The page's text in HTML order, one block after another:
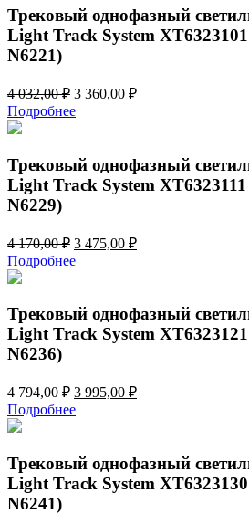
540,00 ₽.
Трековый однофазный
Light Track System
N6221)
4 032,00₽ Первоначальная
цена
составляла
032,00 ₽.
3 360,00 ₽Текущая
Подробнее
Трековый однофазный
Light Track System
N6229)
4 170,00₽ Первоначальная
цена
составляла
170,00 ₽.
3 475,00 ₽Текущая
Подробнее
Трековый однофазный
Light Track System
N6236)
4 794,00₽ Первоначальная
цена
составляла
794,00 ₽.
3 995,00 ₽Текущая
Подробнее
Трековый однофазный
Light Track System
N6241)